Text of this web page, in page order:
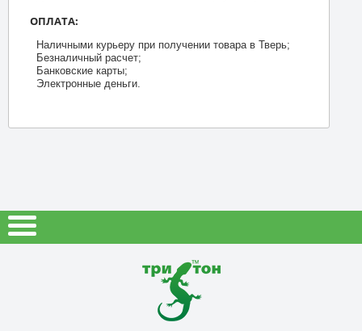
ОПЛАТА:
Наличными курьеру при получении товара в Тверь;
Безналичный расчет;
Банковские карты;
Электронные деньги.